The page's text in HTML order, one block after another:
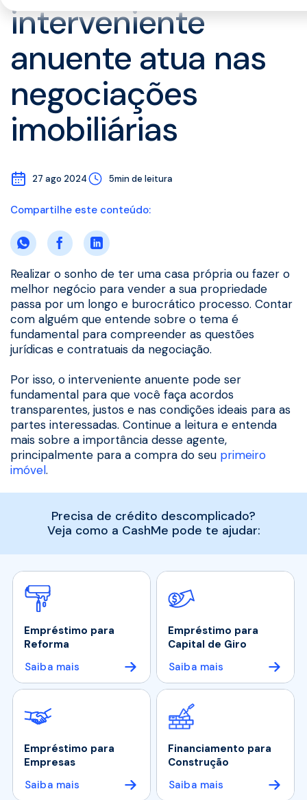
interveniente
anuente atua nas
negociações
imobiliárias
27 ago 2024 5min de leitura
Realizar o sonho de ter uma casa própria ou fazer o
melhor negócio para vender a sua propriedade
passa por um longo e burocrático processo. Contar
com alguém que entende sobre o tema é
fundamental para compreender as questões
jurídicas e contratuais da negociação.
Por isso, o interveniente anuente pode ser
fundamental para que você faça acordos
transparentes, justos e nas condições ideais para as
partes interessadas. Continue a leitura e entenda
mais sobre a importância desse agente,
principalmente para a compra do seu primeiro
imóvel.
Precisa de crédito descomplicado?
Veja como a CashMe pode te ajudar:
Empréstimo para
Reforma
Saiba mais
Empréstimo para
Capital de Giro
Saiba mais
Empréstimo para
Empresas
Saiba mais
Financiamento para
Construção
Saiba mais
Compartilhe este conteúdo: